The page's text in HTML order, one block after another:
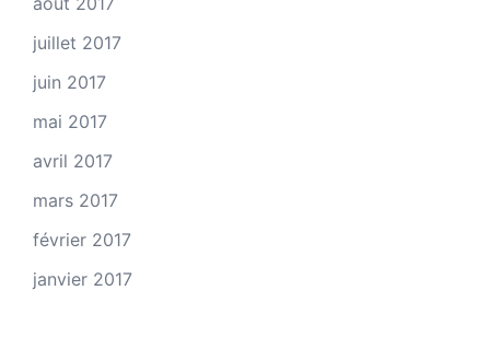
juillet 2017
juin 2017
mai 2017
avril 2017
mars 2017
février 2017
janvier 2017